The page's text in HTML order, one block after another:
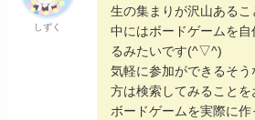
しずく
生の集まりが沢山あるこ
中にはボードゲームを
るみたいです(^▽^)
気軽に参加ができるそう
方は検索してみることを
ボードゲームを実際に作